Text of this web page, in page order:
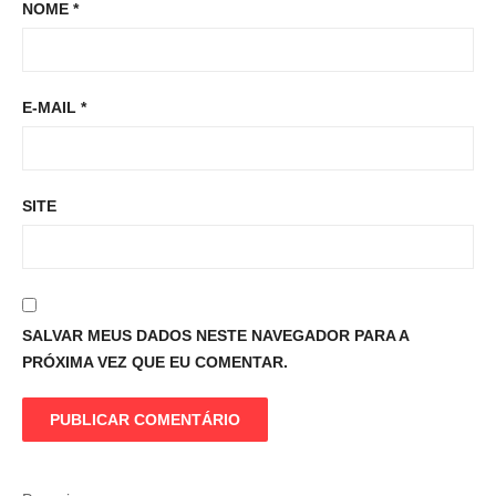
NOME *
E-MAIL *
SITE
SALVAR MEUS DADOS NESTE NAVEGADOR PARA A
PRÓXIMA VEZ QUE EU COMENTAR.